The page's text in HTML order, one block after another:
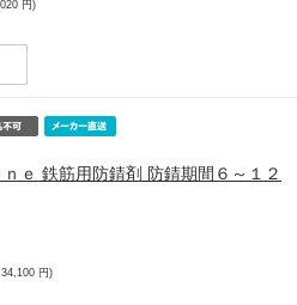
円)
ｅ 鉄筋用防錆剤 防錆期間６～１２
円)